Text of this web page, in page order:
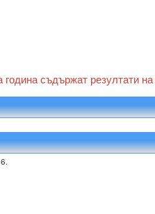
съдържат резултати на